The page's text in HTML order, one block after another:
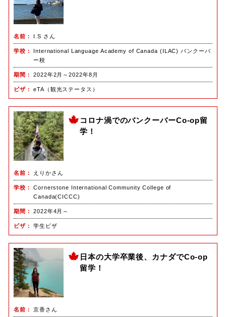
名前 I.S さん
学校
International Language Academy of Canada (ILAC) バンクーバ
ー校
期間 2022年2月～2022年8月
ビザ eTA（観光ステータス）
コロナ渦でのバンクーバーCo-op留
学！
名前 えりかさん
学校
Cornerstone International Community College of
Canada(CICCC)
期間 2022年4月～
ビザ 学生ビザ
日本の大学卒業後、カナダでCo-op
留学！
名前 京香さん